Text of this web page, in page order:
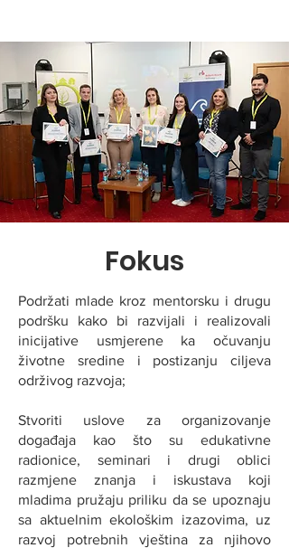
Fokus
Podržati mlade kroz mentorsku i drugu
podršku kako bi razvijali i realizovali
inicijative usmjerene ka očuvanju
životne sredine i postizanju ciljeva
održivog razvoja;
Stvoriti uslove za organizovanje
događaja kao što su edukativne
radionice, seminari i drugi oblici
razmjene znanja i iskustava koji
mladima pružaju priliku da se upoznaju
sa aktuelnim ekološkim izazovima, uz
razvoj potrebnih vještina za njihovo